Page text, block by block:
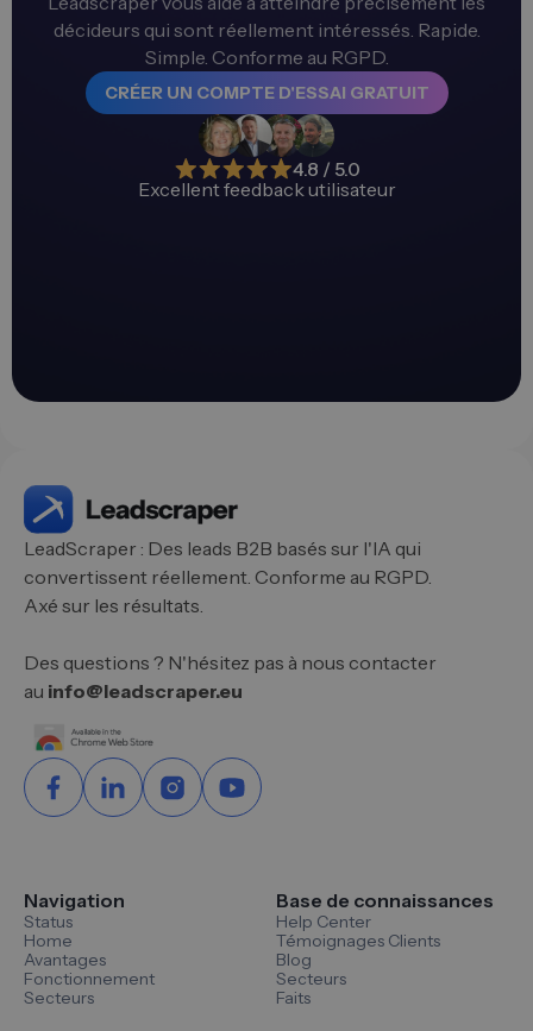
décideurs qui sont réellement intéressés. Rapide.
Simple. Conforme au RGPD.
CRÉER UN COMPTE D'ESSAI GRATUIT
4.8 / 5.0
Excellent feedback utilisateur
LeadScraper : Des leads B2B basés sur l'IA qui
convertissent réellement. Conforme au RGPD.
Axé sur les résultats.
Des questions ? N'hésitez pas à nous contacter
au info@leadscraper.eu
Navigation
Status
Home
Avantages
Fonctionnement
Secteurs
Base de connaissances
Help Center
Témoignages Clients
Blog
Secteurs
Faits